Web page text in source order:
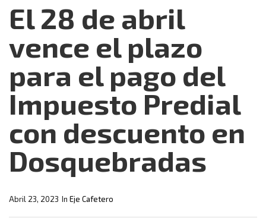
El 28 de abril
vence el plazo
para el pago del
Impuesto Predial
con descuento en
Dosquebradas
In Eje Cafetero
Abril 23, 2023